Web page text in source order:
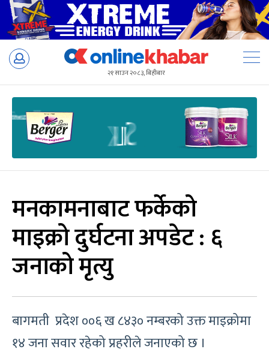
Skip
२१ साउन २०८३, बिहीबार
मनकामनाबाट फर्केको
माइक्रो दुर्घटना अपडेट : ६
जनाको मृत्यु
बागमती प्रदेश ००६ ख ८४३० नम्बरको उक्त माइक्रोमा
१४ जना सवार रहेको प्रहरीले जनाएको छ ।